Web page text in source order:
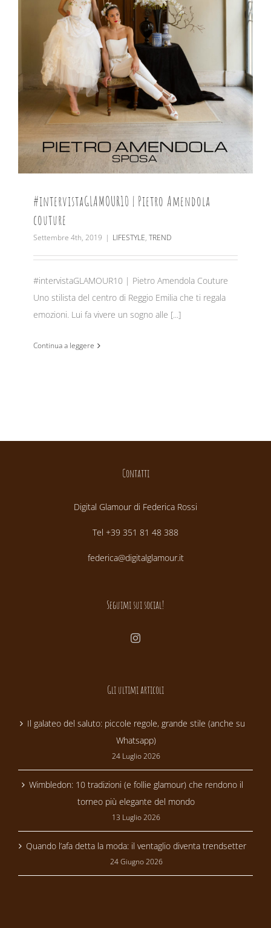
#intervistaGLAMOUR10 | Pietro Amendola
couture
Settembre 4th, 2019 | LIFESTYLE, TREND
#intervistaGLAMOUR10 | Pietro Amendola Couture
Uno stilista del centro di Reggio Emilia che ti regala
emozioni. Lui fa vivere un sogno alle [...]
Continua a leggere
Contatti
Digital Glamour di Federica Rossi
Tel +39 351 81 48 388
federica@digitalglamour.it
Seguimi sui social!
Gli ultimi articoli
Il galateo del saluto: piccole regole, grande stile (anche su
Whatsapp)
24 Luglio 2026
Wimbledon: 10 tradizioni (e follie glamour) che rendono il
torneo più elegante del mondo
13 Luglio 2026
Quando l’afa detta la moda: il ventaglio diventa trendsetter
24 Giugno 2026